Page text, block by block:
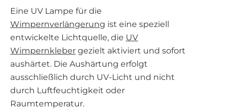
Eine UV Lampe für die
Wimpernverlängerung ist eine speziell
entwickelte Lichtquelle, die UV
Wimpernkleber gezielt aktiviert und sofort
aushärtet. Die Aushärtung erfolgt
ausschließlich durch UV-Licht und nicht
durch Luftfeuchtigkeit oder
Raumtemperatur.